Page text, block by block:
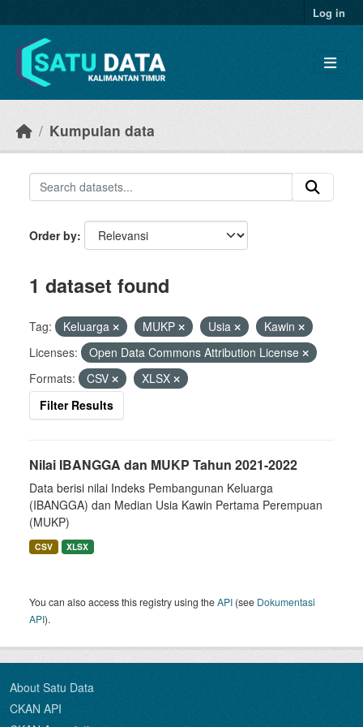
Log in
Kumpulan data
Order by
1 dataset found
Tag: Keluarga MUKP Usia
Kawin
Licenses:
Open Data Commons Attribution License
Formats:
CSV
XLSX
Filter Results
Nilai IBANGGA dan MUKP Tahun 2021-2022
Data berisi nilai Indeks Pembangunan Keluarga
(IBANGGA) dan Median Usia Kawin Pertama Perempuan
(MUKP)
CSV XLSX
You can also access this registry using theAPI (see Dokumentasi
API).
About Satu Data
CKAN API